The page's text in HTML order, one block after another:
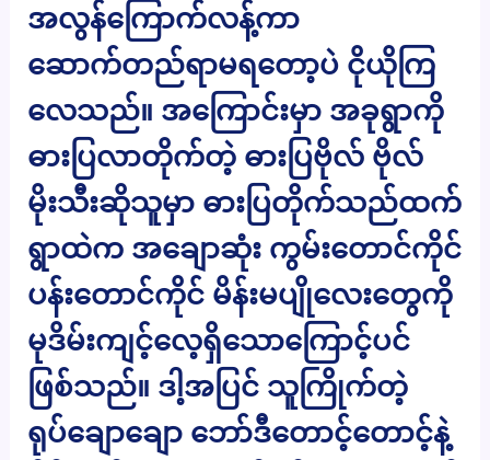
အလွန်ကြောက်လန့်ကာ
ဆောက်တည်ရာမရတော့ပဲ ငိုယိုကြ
လေသည်။ အကြောင်းမှာ အခုရွာကို
ဓားပြလာတိုက်တဲ့ ဓားပြဗိုလ် ဗိုလ်
မိုးသီးဆိုသူမှာ ဓားပြတိုက်သည်ထက်
ရွာထဲက အချောဆုံး ကွမ်းတောင်ကိုင်
ပန်းတောင်ကိုင် မိန်းမပျိုလေးတွေကို
မုဒိမ်းကျင့်လေ့ရှိသောကြောင့်ပင်
ဖြစ်သည်။ ဒါ့အပြင် သူကြိုက်တဲ့
ရုပ်ချောချော ဘော်ဒီတောင့်တောင့်နဲ့